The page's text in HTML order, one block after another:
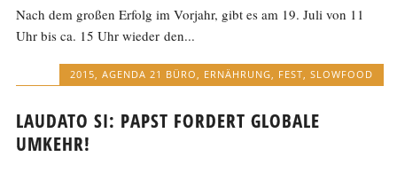
Nach dem großen Erfolg im Vorjahr, gibt es am 19. Juli von 11
Uhr bis ca. 15 Uhr wieder den...
2015, AGENDA 21 BÜRO, ERNÄHRUNG, FEST, SLOWFOOD
LAUDATO SI: PAPST FORDERT GLOBALE
UMKEHR!